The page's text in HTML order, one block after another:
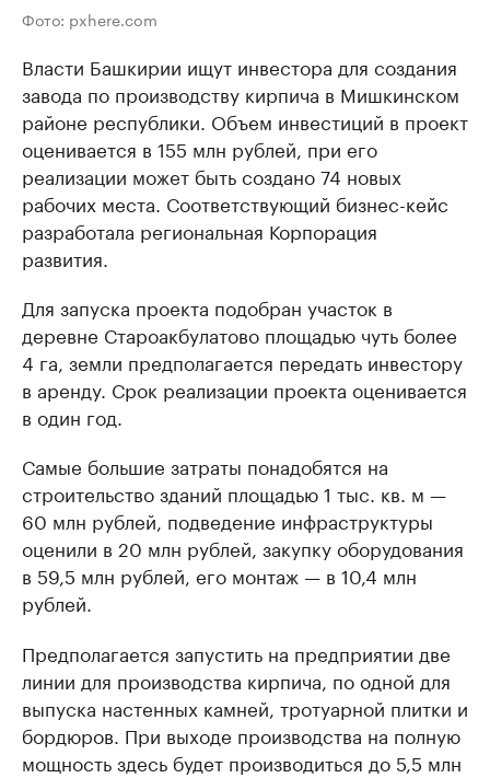
Фото: pxhere.com
Власти Башкирии ищут инвестора для создания
завода по производству кирпича в Мишкинском
районе республики. Объем инвестиций в проект
оценивается в 155 млн рублей, при его
реализации может быть создано 74 новых
рабочих места. Соответствующий бизнес-кейс
разработала региональная Корпорация
развития.
Для запуска проекта подобран участок в
деревне Староакбулатово площадью чуть более
4 га, земли предполагается передать инвестору
в аренду. Срок реализации проекта оценивается
в один год.
Самые большие затраты понадобятся на
строительство зданий площадью 1 тыс. кв. м —
60 млн рублей, подведение инфраструктуры
оценили в 20 млн рублей, закупку оборудования
в 59,5 млн рублей, его монтаж — в 10,4 млн
рублей.
Предполагается запустить на предприятии две
линии для производства кирпича, по одной для
выпуска настенных камней, тротуарной плитки и
бордюров. При выходе производства на полную
мощность здесь будет производиться до 5,5 млн